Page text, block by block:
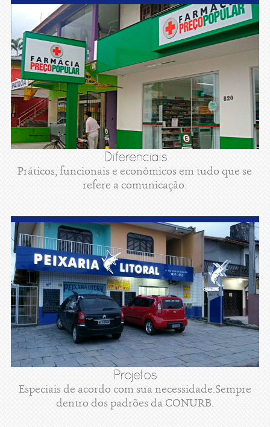
Diferenciais
Práticos, funcionais e econômicos em tudo que se
refere a comunicação.
Projetos
Especiais de acordo com sua necessidade.Sempre
dentro dos padrões da CONURB.